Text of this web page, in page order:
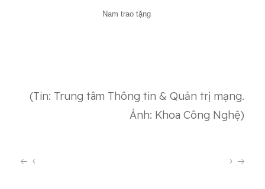
Nam trao tặng
(Tin: Trung tâm Thông tin & Quản trị mạng.
Ảnh: Khoa Công Nghệ)
‹ ›